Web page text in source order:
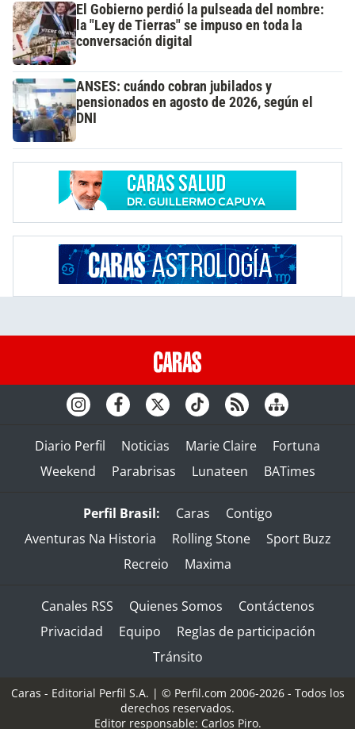
El Gobierno perdió la pulseada del nombre:
la "Ley de Tierras" se impuso en toda la
conversación digital
ANSES: cuándo cobran jubilados y
pensionados en agosto de 2026, según el
DNI
Diario Perfil Noticias Marie Claire
Fortuna
Weekend
Parabrisas Lunateen BATimes
Perfil Brasil: Caras
Contigo
Aventuras Na Historia
Rolling Stone
Sport Buzz
Recreio
Maxima
Canales RSS Quienes Somos
Contáctenos
Privacidad
Equipo
Reglas de participación
Tránsito
Caras - Editorial Perfil S.A. | © Perfil.com 2006-2026 - Todos los
derechos reservados.
Editor responsable: Carlos Piro.